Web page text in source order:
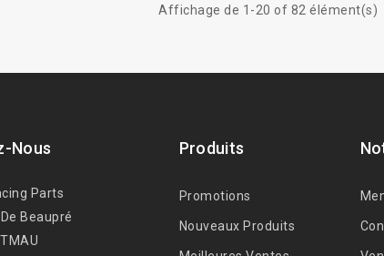
Affichage de 1-20 of 82 élément(s)
Nous
Parts
Beaupré
Produits
Promotions
Nouveaux Produits